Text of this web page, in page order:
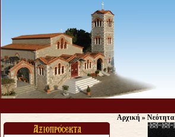
Αρχική » Νεότητα